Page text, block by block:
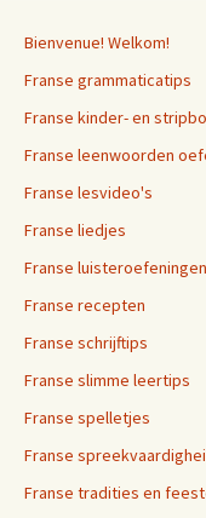
Bienvenue! Welkom!
Franse grammaticatips
Franse kinder- en
Franse leenwoorden
Franse lesvideo's
Franse liedjes
Franse luisteroefeningen
Franse recepten
Franse schrijftips
Franse slimme leertips
Franse spelletjes
Franse
Franse tradities en